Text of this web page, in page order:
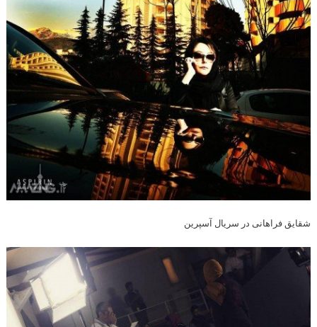
شقایق فراهانی در سریال آسپرین